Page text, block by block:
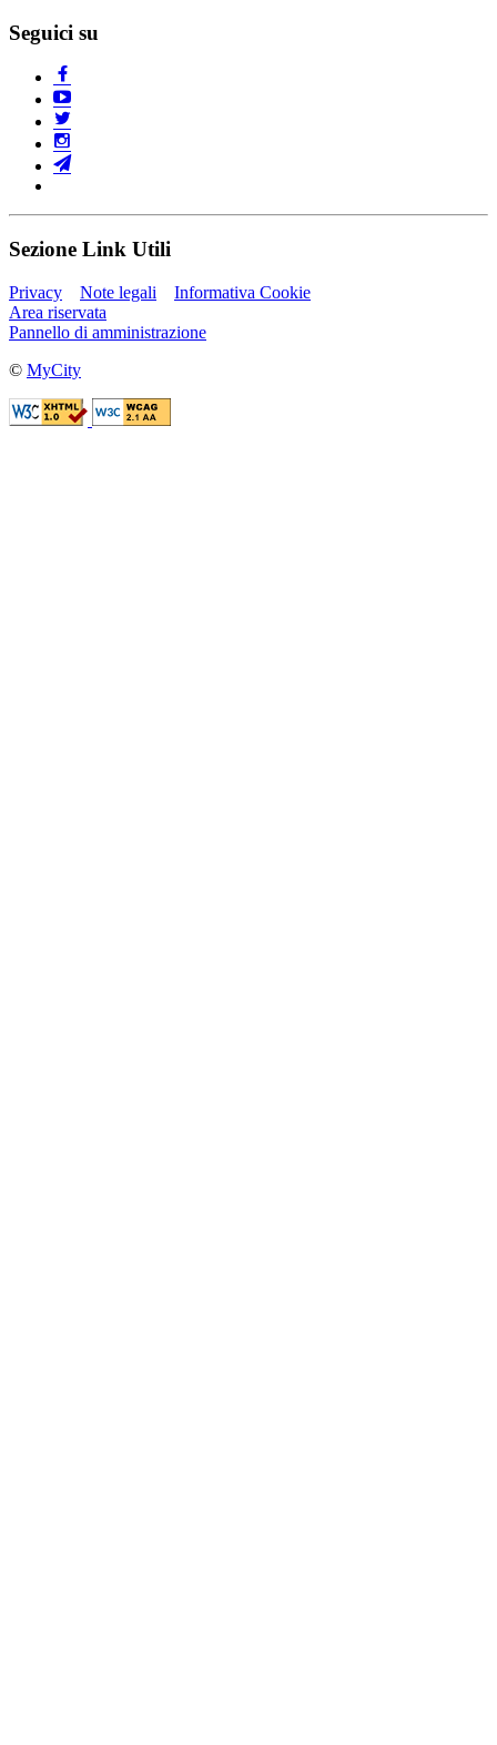
Seguici su
Sezione Link Utili
Privacy Note legali
Informativa Cookie
Area riservata
Pannello di amministrazione
© MyCity